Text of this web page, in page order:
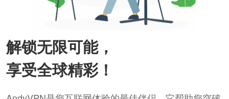
解锁无限可能，
享受全球精彩！